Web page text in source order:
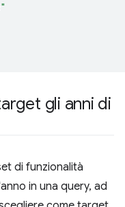
gli anni di
di funzionalità
in una query, ad